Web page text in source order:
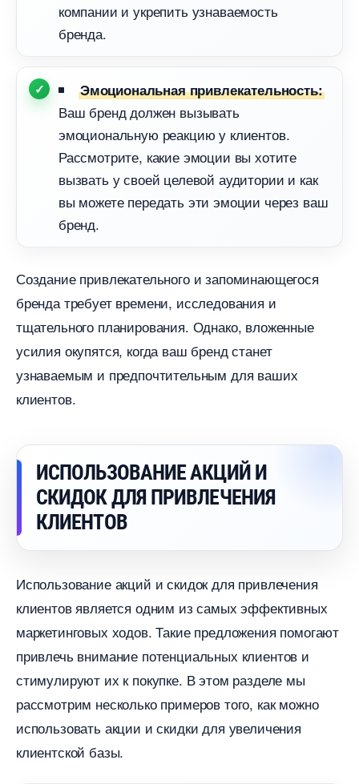
компании и укрепить узнаваемость
ренда.
Эмоциональная привлекательность:
аш бренд должен вызывать
эмоциональную реакцию у клиентов.
Рассмотрите, какие эмоции вы хотите
ызвать у своей целевой аудитории и как
ы можете передать эти эмоции через ваш
ренд.
Создание привлекательного и запоминающегося
ренда требует времени, исследования и
тщательного планирования. Однако, вложенные
усилия окупятся, когда ваш бренд станет
узнаваемым и предпочтительным для ваших
клиентов.
ИСПОЛЬЗОВАНИЕ АКЦИЙ И
СКИДОК ДЛЯ ПРИВЛЕЧЕНИЯ
КЛИЕНТО
Использование акций и скидок для привлечения
клиентов является одним из самых эффективных
маркетинговых ходов. Такие предложения помогают
привлечь внимание потенциальных клиентов и
стимулируют их к покупке. В этом разделе мы
рассмотрим несколько примеров того, как можно
использовать акции и скидки для увеличения
клиентской базы.